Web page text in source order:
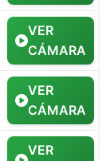
VER
CÁMARA
VER
CÁMARA
VER